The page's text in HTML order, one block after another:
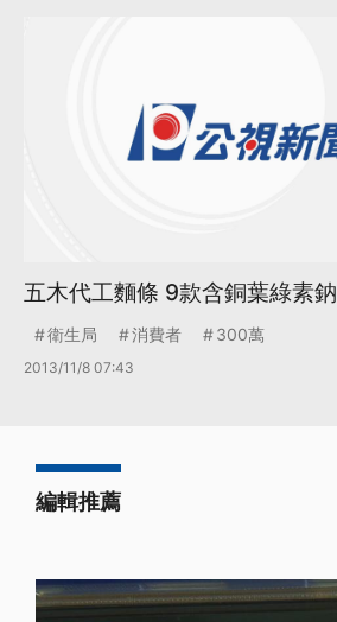
五木代工麵條 9款含銅葉綠素鈉
衛生局 消費者 300萬
2013/11/8 07:43
編輯推薦